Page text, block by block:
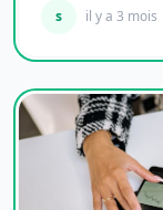
s il y a 3 mois